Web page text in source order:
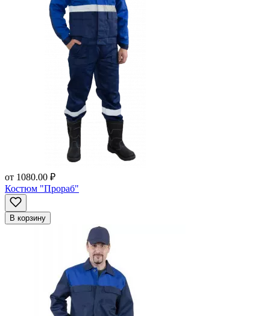
от 1080.00 ₽
Костюм "Прораб"
В корзину